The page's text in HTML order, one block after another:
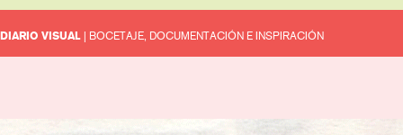
DIARIO VISUAL | BOCETAJE, DOCUMENTACIÓN E INSPIRACIÓN